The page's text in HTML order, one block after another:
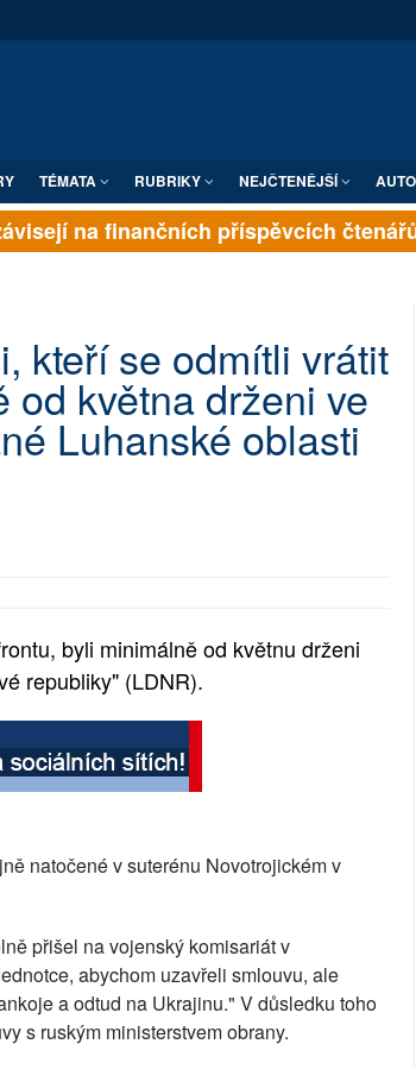
TÉMATA RUBRIKY NEJČTENĚJŠÍ
na finančních příspěvcích čtenářů.
kteří se odmítli vrátit
od května drženi ve
Luhanské oblasti
byli minimálně od květnu drženi
republiky" (LDNR).
natočené v suterénu Novotrojickém v
přišel na vojenský komisariát v
abychom uzavřeli smlouvu, ale
a odtud na Ukrajinu." V důsledku toho
s ruským ministerstvem obrany.